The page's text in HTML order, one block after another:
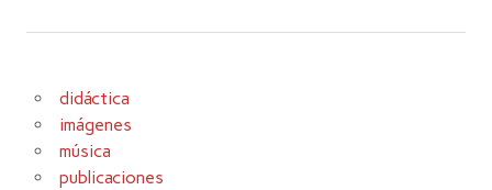
didáctica
imágenes
música
publicaciones